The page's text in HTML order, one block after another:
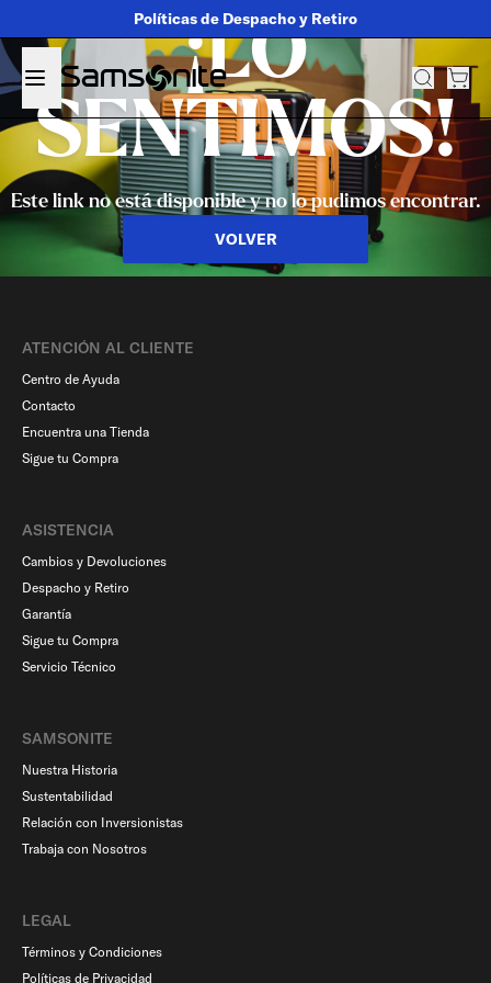
Políticas de Despacho y Retiro
¡LO
SENTIMOS!
Este link no está disponible y no lo pudimos encontrar.
VOLVER
ATENCIÓN AL CLIENTE
Centro de Ayuda
Contacto
Encuentra una Tienda
Sigue tu Compra
ASISTENCIA
Cambios y Devoluciones
Despacho y Retiro
Garantía
Sigue tu Compra
Servicio Técnico
SAMSONITE
Nuestra Historia
Sustentabilidad
Relación con Inversionistas
Trabaja con Nosotros
LEGAL
Términos y Condiciones
Políticas de Privacidad